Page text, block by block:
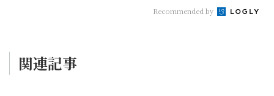
Recommended by
関連記事